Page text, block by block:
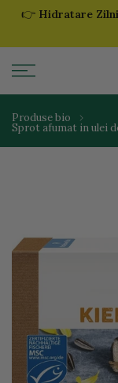
Sari
👉 Hidratare
Produse bio
Sprot afumat in ulei